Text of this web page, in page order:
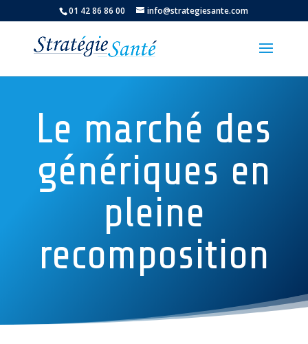
01 42 86 86 00 info@strategiesante.com
Le marché des
génériques en
pleine
recomposition